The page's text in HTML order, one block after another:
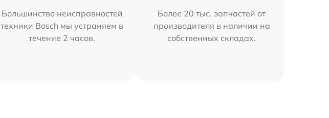
Большинство неисправностей
техники Bosch мы устраняем в
течение 2 часов.
Более 20 тыс. запчастей от
производителя в наличии на
собственных складах.